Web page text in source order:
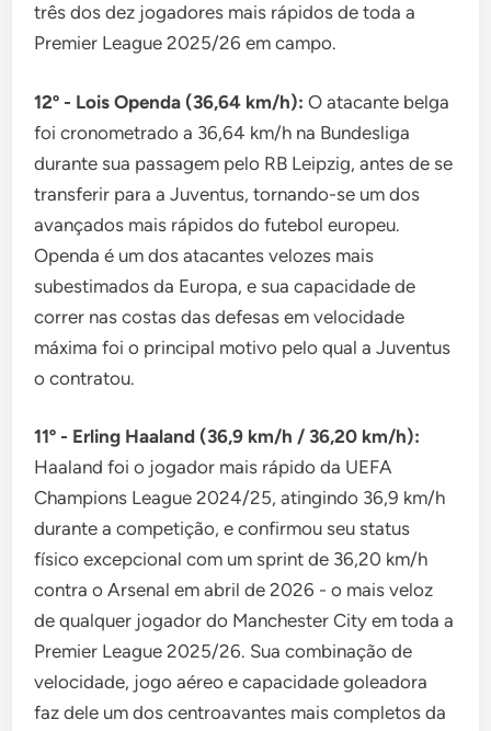
três dos dez jogadores mais rápidos de toda a
Premier League 2025/26 em campo.
12º - Lois Openda (36,64 km/h): O atacante belga
foi cronometrado a 36,64 km/h na Bundesliga
durante sua passagem pelo RB Leipzig, antes de se
transferir para a Juventus, tornando-se um dos
avançados mais rápidos do futebol europeu.
Openda é um dos atacantes velozes mais
subestimados da Europa, e sua capacidade de
correr nas costas das defesas em velocidade
máxima foi o principal motivo pelo qual a Juventus
o contratou.
11º - Erling Haaland (36,9 km/h / 36,20 km/h):
Haaland foi o jogador mais rápido da UEFA
Champions League 2024/25, atingindo 36,9 km/h
durante a competição, e confirmou seu status
físico excepcional com um sprint de 36,20 km/h
contra o Arsenal em abril de 2026 - o mais veloz
de qualquer jogador do Manchester City em toda a
Premier League 2025/26. Sua combinação de
velocidade, jogo aéreo e capacidade goleadora
faz dele um dos centroavantes mais completos da